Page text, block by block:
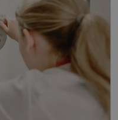
Funkcionālās
sīkdatnes